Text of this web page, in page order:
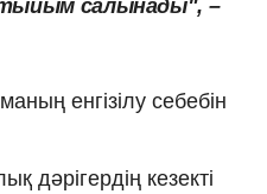
тыйым салынады", –
енгізілу себебін
дәрігердің кезекті